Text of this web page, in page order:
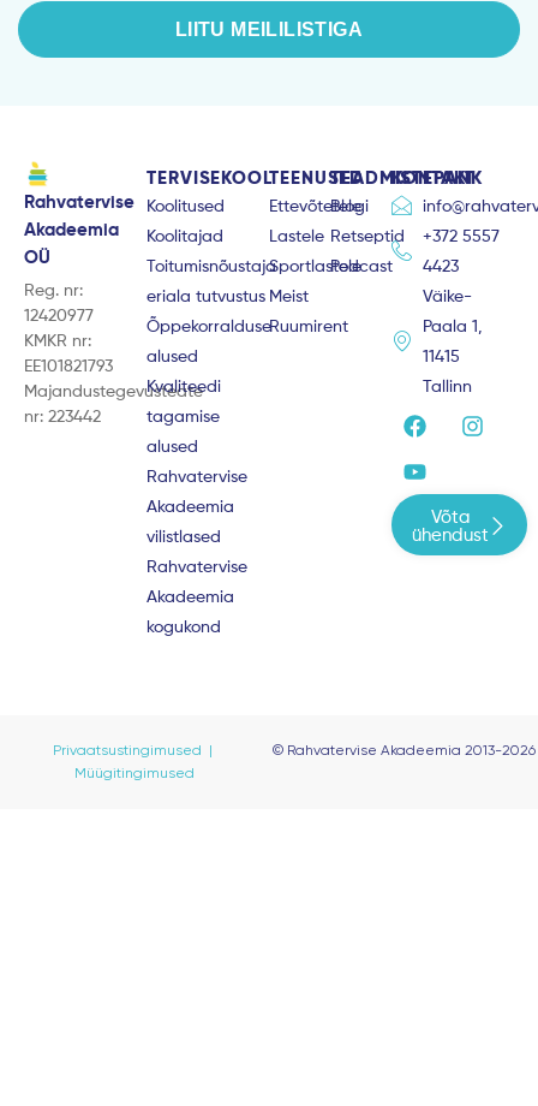
LIITU MEILILISTIGA
Rahvatervise
Akadeemia
OÜ
Reg. nr:
12420977
KMKR nr:
EE101821793
Majandustegevusteate
nr: 223442
TERVISEKOOL
Koolitused
Koolitajad
Toitumisnõustaja
eriala tutvustus
Õppekorralduse
alused
Kvaliteedi
tagamise
alused
Rahvatervise
Akadeemia
vilistlased
Rahvatervise
Akadeemia
kogukond
TEENUSED
Ettevõtetele
Lastele
Sportlastele
Meist
Ruumirent
TEADMISTEPANK
Blogi
Retseptid
Podcast
KONTAKT
+372 5557
4423
Väike-
Paala 1,
11415
Tallinn
F
a
c
e
b
o
o
I
n
g
r
Y
o
u
t
u
b
e
Võta
ühendust
Privaatsustingimused |
Müügitingimused
© Rahvatervise Akadeemia 2013-2026